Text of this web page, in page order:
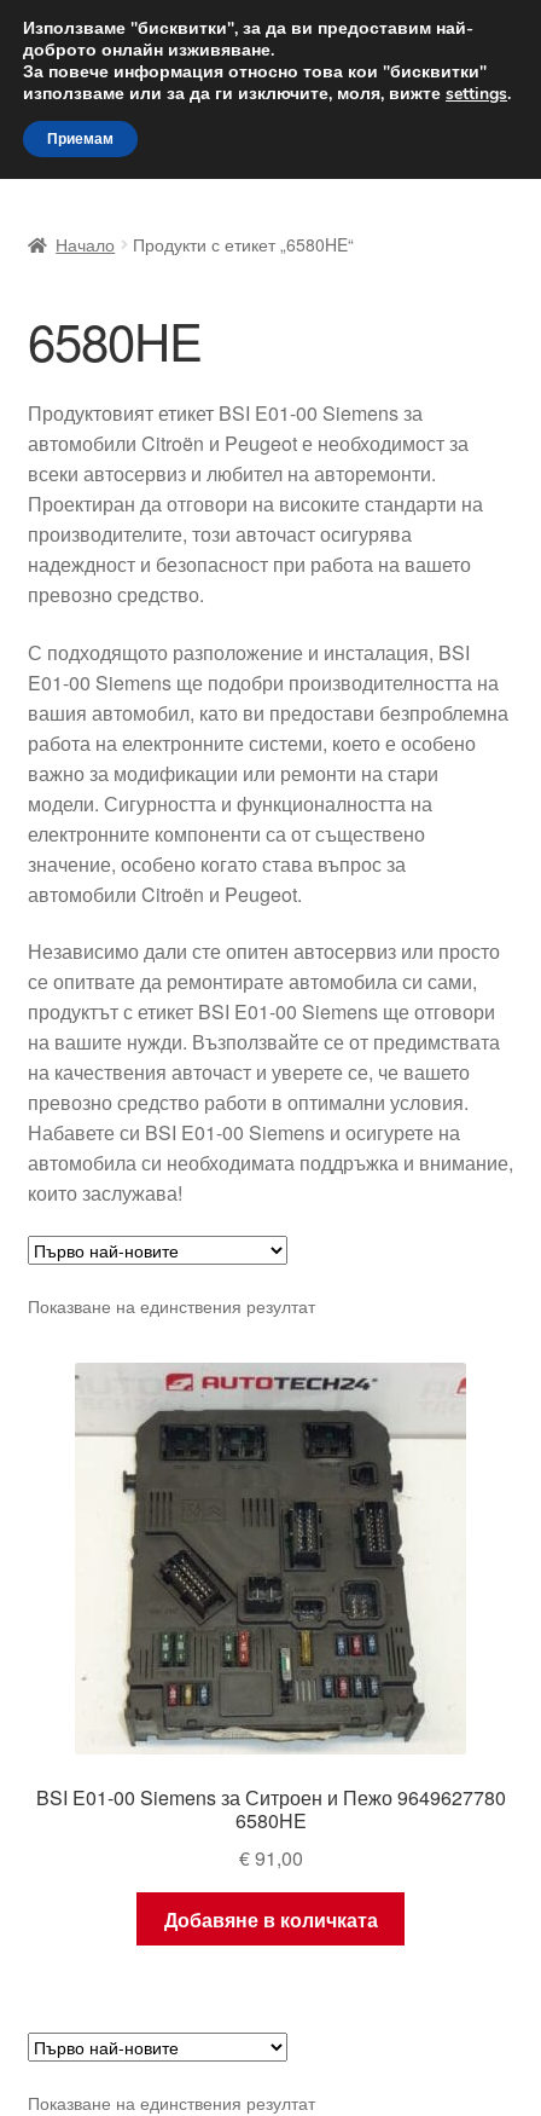
ДОСТАВКА от 12 лв.
Доставка по целия свят
Skip
to
navigation
Skip
to
content
Доставка по целия свят
Жалби
Количка
Контакт
Моята сметка
Плащанията
Политика за поверителност
Правила и условия
Процедура за рекламации
Разгледайте
Транспорт
Начало Продукти с етикет „6580HE“
6580HE
Продуктовият етикет BSI E01-00 Siemens за
автомобили Citroën и Peugeot е необходимост за
всеки автосервиз и любител на авторемонти.
Проектиран да отговори на високите стандарти на
производителите, този авточаст осигурява
надеждност и безопасност при работа на вашето
превозно средство.
С подходящото разположение и инсталация, BSI
E01-00 Siemens ще подобри производителността на
вашия автомобил, като ви предостави безпроблемна
работа на електронните системи, което е особено
важно за модификации или ремонти на стари
модели. Сигурността и функционалността на
електронните компоненти са от съществено
значение, особено когато става въпрос за
автомобили Citroën и Peugeot.
Независимо дали сте опитен автосервиз или просто
се опитвате да ремонтирате автомобила си сами,
продуктът с етикет BSI E01-00 Siemens ще отговори
на вашите нужди. Възползвайте се от предимствата
на качествения авточаст и уверете се, че вашето
превозно средство работи в оптимални условия.
Набавете си BSI E01-00 Siemens и осигурете на
автомобила си необходимата поддръжка и внимание,
които заслужава!
Показване на единствения резултат
BSI E01-00 Siemens за Ситроен и Пежо 9649627780
6580HE
€91,00
Добавяне в количката
Показване на единствения резултат
Използваме "бисквитки", за да ви предоставим най-
доброто онлайн изживяване.
За повече информация относно това кои "бисквитки"
използваме или за да ги изключите, моля, вижте settings.
Приемам